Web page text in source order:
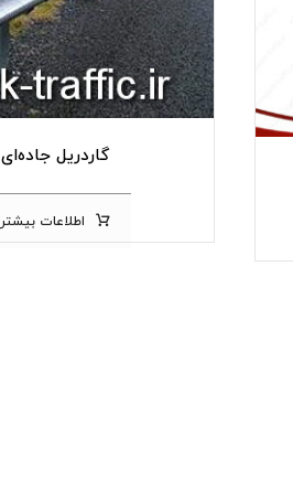
گاردریل جاده‌ای
اطلاعات بیشتر